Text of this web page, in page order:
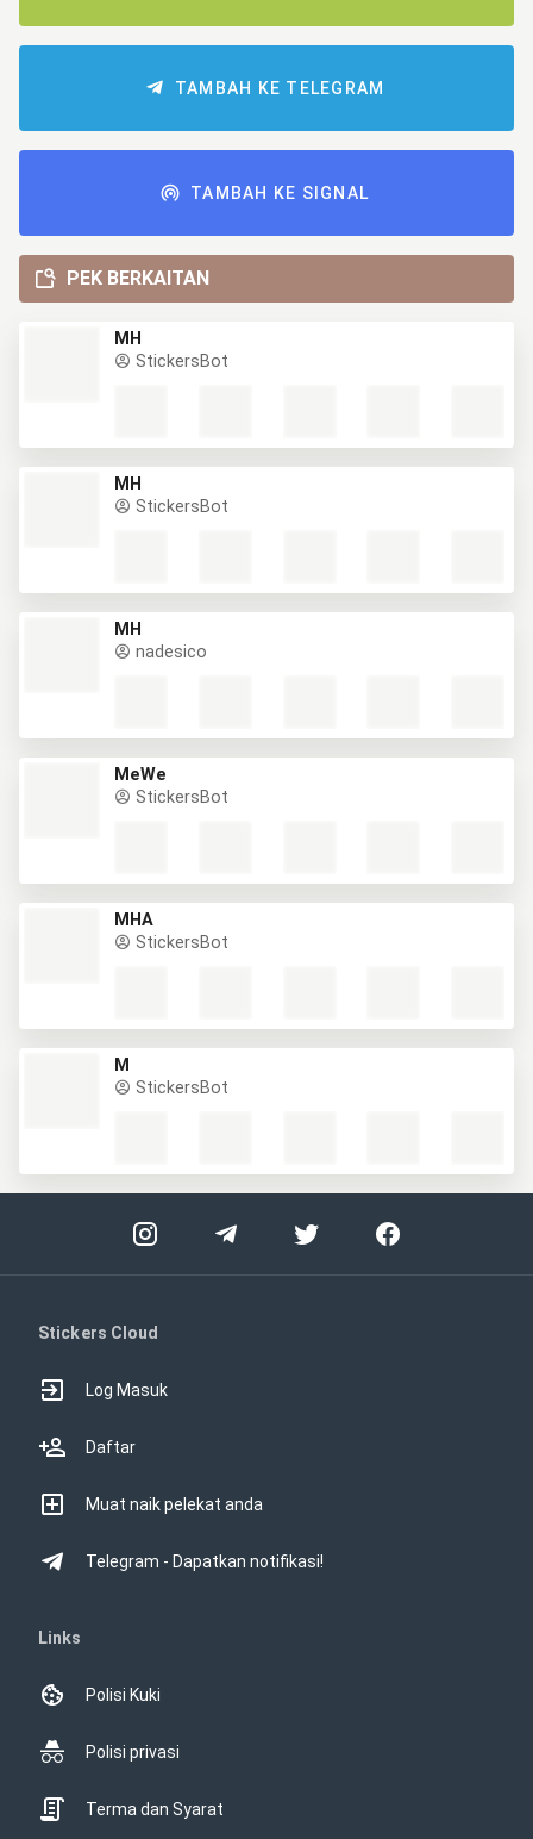
TAMBAH KE TELEGRAM
TAMBAH KE SIGNAL
PEK BERKAITAN
MH
StickersBot
MH
StickersBot
MH
nadesico
MeWe
StickersBot
MHA
StickersBot
M
StickersBot
Stickers Cloud
Log Masuk
Daftar
Muat naik pelekat anda
Telegram - Dapatkan notifikasi!
Links
Polisi Kuki
Polisi privasi
Terma dan Syarat